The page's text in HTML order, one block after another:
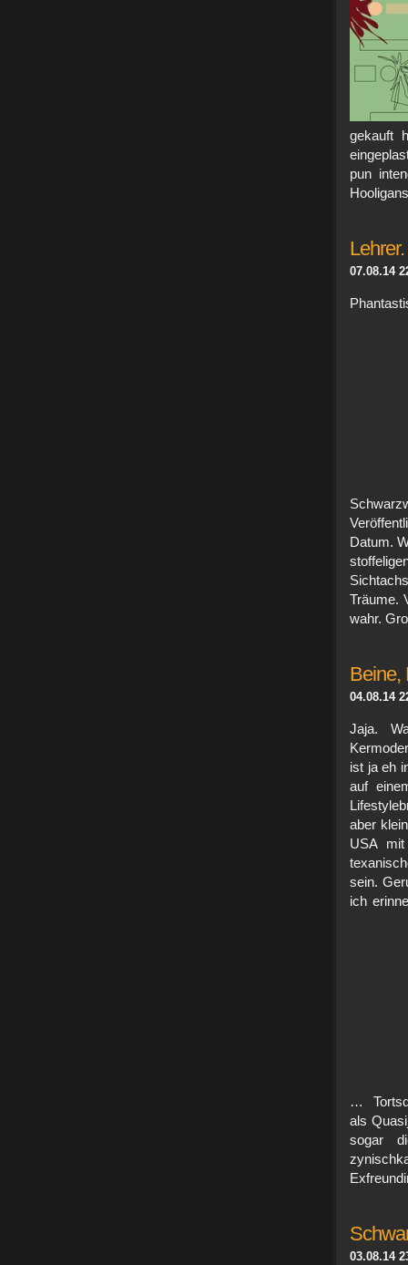
gekauft
pun
07.08.14
Datum.
Träume.
wahr.
Beine,
04.08.14
Jaja.
ist ja eh
auf
aber
USA
sein.
ich
…
als
sogar
03.08.14